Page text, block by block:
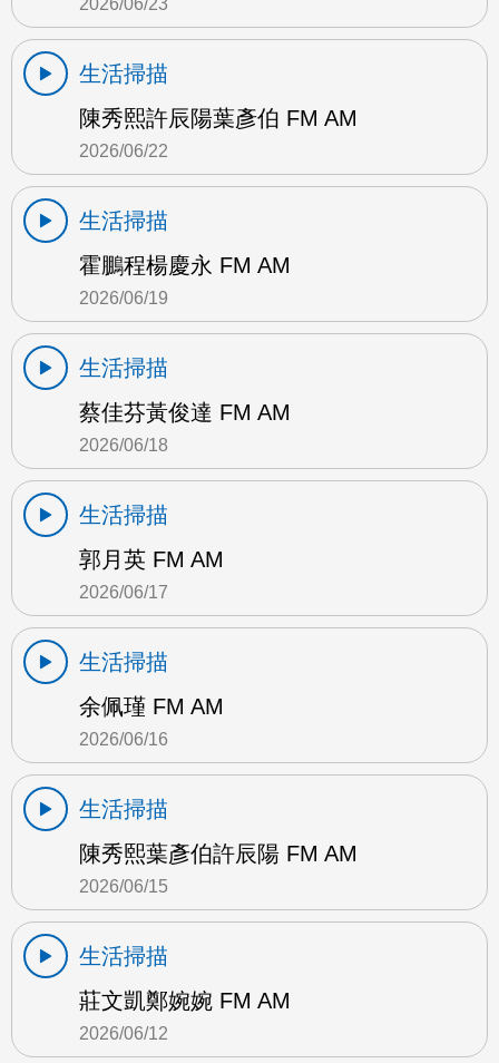
2026/06/23
生活掃描
陳秀熙許辰陽葉彥伯 FM AM
2026/06/22
生活掃描
霍鵬程楊慶永 FM AM
2026/06/19
生活掃描
蔡佳芬黃俊達 FM AM
2026/06/18
生活掃描
郭月英 FM AM
2026/06/17
生活掃描
余佩瑾 FM AM
2026/06/16
生活掃描
陳秀熙葉彥伯許辰陽 FM AM
2026/06/15
生活掃描
莊文凱鄭婉婉 FM AM
2026/06/12